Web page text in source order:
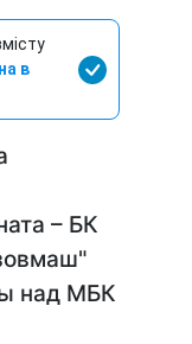
в
– БК
над МБК